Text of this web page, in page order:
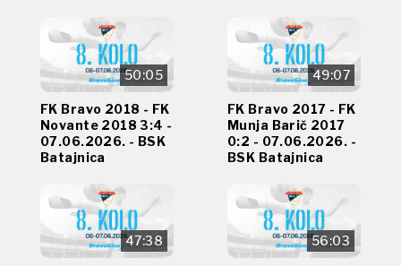
50:05
FK Bravo 2018 - FK
Novante 2018 3:4 -
07.06.2026. - BSK
Batajnica
49:07
FK Bravo 2017 - FK
Munja Barič 2017
0:2 - 07.06.2026. -
BSK Batajnica
47:38 56:03